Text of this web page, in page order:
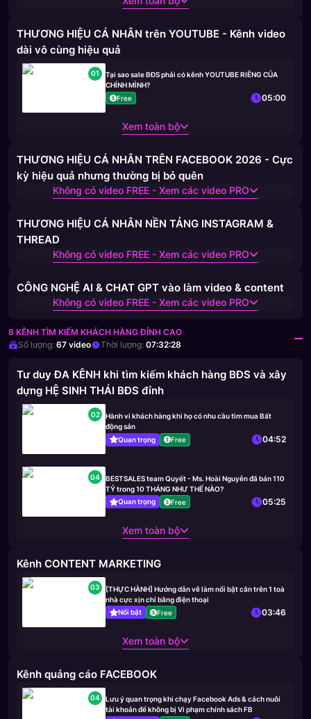
THƯƠNG HIỆU CÁ NHÂN trên YOUTUBE - Kênh video
dài vô cùng hiệu quả
01
Tại sao sale BĐS phải có kênh YOUTUBE RIÊNG CỦA
CHÍNH MÌNH?
Free
05:00
Xem toàn bộ
THƯƠNG HIỆU CÁ NHÂN TRÊN FACEBOOK 2026 - Cực
kỳ hiệu quả nhưng thường bị bỏ quên
Không có video FREE - Xem các video PRO
THƯƠNG HIỆU CÁ NHÂN NỀN TẢNG INSTAGRAM &
THREAD
Không có video FREE - Xem các video PRO
CÔNG NGHỆ AI & CHAT GPT vào làm video & content
Không có video FREE - Xem các video PRO
8 KÊNH TÌM KIẾM KHÁCH HÀNG ĐỈNH CAO
Số lượng: 67 video Thời lượng: 07:32:28
Tư duy ĐA KÊNH khi tìm kiếm khách hàng BĐS và xây
dựng HỆ SINH THÁI BĐS đỉnh
02
Hành vi khách hàng khi họ có nhu cầu tìm mua Bất
động sản
Quan trọng
Free 04:52
04
BESTSALES team Quyết - Ms. Hoài Nguyễn đã bán 110
TỶ trong 10 THÁNG NHƯ THẾ NÀO?
Quan trọng
Free 05:25
Xem toàn bộ
Kênh CONTENT MARKETING
03
[THỰC HÀNH] Hướng dẫn vẽ làm nổi bật căn trên 1 toà
nhà cực xịn chỉ bằng điện thoại
Nổi bật
Free 03:46
Xem toàn bộ
Kênh quảng cáo FACEBOOK
04
Lưu ý quan trọng khi chạy Facebook Ads & cách nuôi
tài khoản để không bị Vi phạm chính sách FB